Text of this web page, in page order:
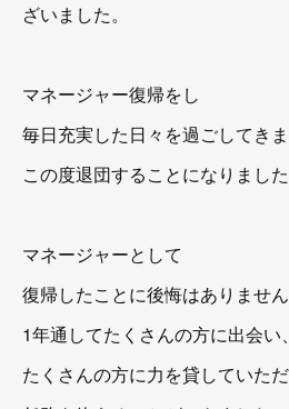
ざいました。
マネージャー復帰をし
毎日充実した日々を過ごしてきま
この度退団することになりました
マネージャーとして
復帰したことに後悔はありません
1年通してたくさんの方に出会い、
たくさんの方に力を貸していた